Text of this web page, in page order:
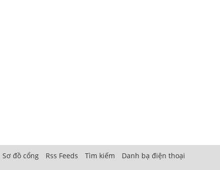
Sơ đồ cổng Rss Feeds Tìm kiếm Danh bạ điện thoại